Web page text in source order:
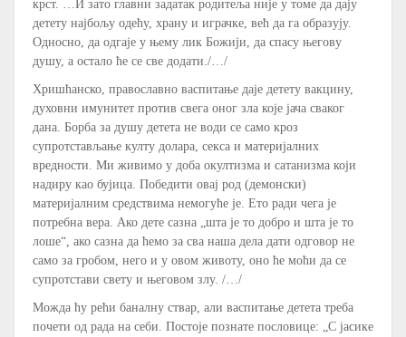
крст. …И зато главни задатак родитеља није у томе да дају
детету најбољу одећу, храну и играчке, већ да га образују.
Односно, да одгаје у њему лик Божији, да спасу његову
душу, а остало ће се све додати./…/
Хришћанско, православно васпитање даје детету вакцину,
духовни имунитет против свега оног зла које јача сваког
дана. Борба за душу детета не води се само кроз
супротстављање култу долара, секса и материјалних
вредности. Ми живимо у доба окултизма и сатанизма који
надиру као бујица. Победити овај род (демонски)
материјалним средствима немогуће је. Ето ради чега је
потребна вера. Ако дете сазна „шта је то добро и шта је то
лоше“, ако сазна да ћемо за сва наша дела дати одговор не
само за гробом, него и у овом животу, оно ће моћи да се
супротстави свету и његовом злу. /…/
Можда ћу рећи баналну ствар, али васпитање детета треба
почети од рада на себи. Постоје познате пословице: „С јасике